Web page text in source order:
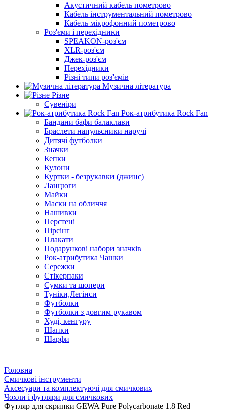
Акустичний кабель пометрово
Кабель інструментальний пометрово
Кабель мікрофонний пометрово
Роз'єми і перехідники
SPEAKON-роз'єм
XLR-роз'єм
Джек-роз'єм
Перехідники
Різні типи роз'ємів
Музична література
Різне
Сувеніри
Рок-атрибутика Rock Fan
Бандани бафи балаклави
Браслети напульсники наручі
Дитячі футболки
Значки
Кепки
Кулони
Куртки - безрукавки (джинс)
Ланцюги
Майки
Маски на обличчя
Нашивки
Перстені
Пірсінг
Плакати
Подарункові набори значків
Рок-атрибутика Чашки
Сережки
Стікерпаки
Сумки та шопери
Туніки,Легінси
Футболки
Футболки з довгим рукавом
Худі, кенгуру
Шапки
Шарфи
Головна
Смичкові інструменти
Аксесуари та комплектуючі для смичкових
Чохли і футляри для смичкових
Футляр для скрипки GEWA Pure Polycarbonate 1.8 Red